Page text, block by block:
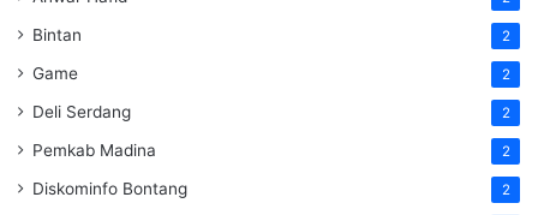
Bintan 2
Game 2
Deli Serdang 2
Pemkab Madina 2
Diskominfo Bontang 2